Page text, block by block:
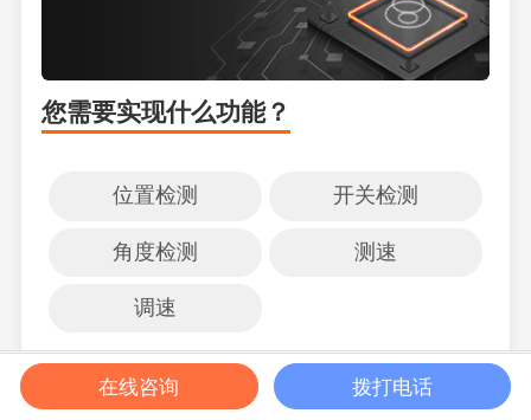
您需要实现什么功能？
位置检测 开关检测
角度检测 测速
调速
帮我选型
获取报价
在线咨询 拨打电话